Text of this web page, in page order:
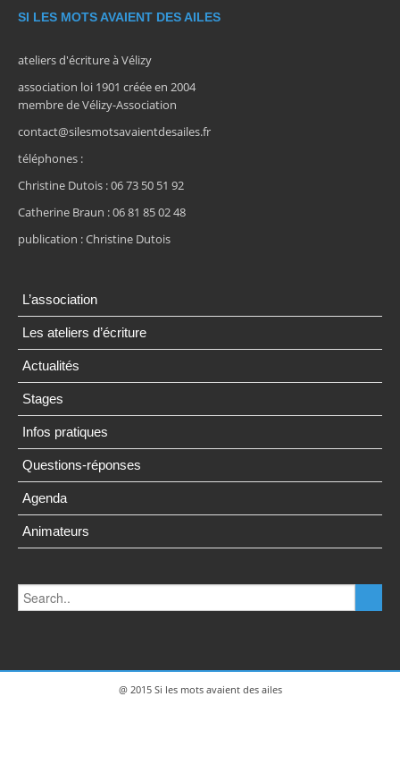
SI LES MOTS AVAIENT DES AILES
ateliers d'écriture à Vélizy
association loi 1901 créée en 2004
membre de Vélizy-Association
contact@silesmotsavaientdesailes.fr
téléphones :
Christine Dutois : 06 73 50 51 92
Catherine Braun : 06 81 85 02 48
publication : Christine Dutois
L’association
Les ateliers d’écriture
Actualités
Stages
Infos pratiques
Questions-réponses
Agenda
Animateurs
@ 2015 Si les mots avaient des ailes